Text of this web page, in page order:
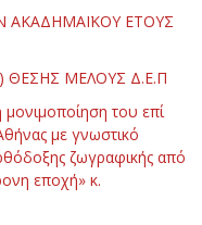
ΑΚΑΔΗΜΑΪΚΟΥ ΕΤΟΥΣ
ΘΕΣΗΣ ΜΕΛΟΥΣ Δ.Ε.Π
μονιμοποίηση του επί
με γνωστικό
ζωγραφικής από
εποχή» κ.